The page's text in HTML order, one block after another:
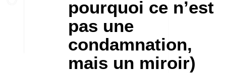
pourquoi ce n’est
pas une
condamnation,
mais un miroir)